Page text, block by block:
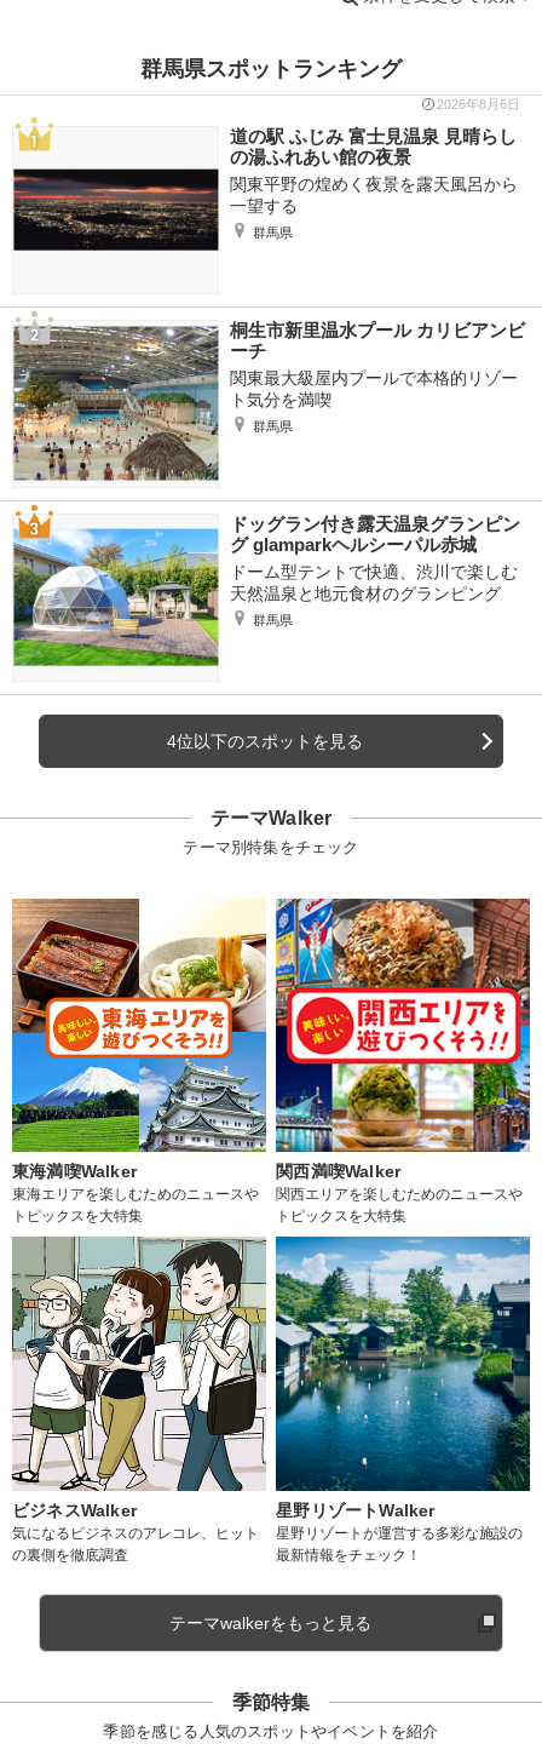
群馬県スポットランキング
2026年8月6日
道の駅 ふじみ 富士見温泉 見晴らし
の湯ふれあい館の夜景
関東平野の煌めく夜景を露天風呂から
一望する
群馬県
桐生市新里温水プール カリビアンビ
ーチ
関東最大級屋内プールで本格的リゾー
ト気分を満喫
群馬県
ドッグラン付き露天温泉グランピン
グ glamparkヘルシーパル赤城
ドーム型テントで快適、渋川で楽しむ
天然温泉と地元食材のグランピング
群馬県
4位以下のスポットを見る
テーマWalker
テーマ別特集をチェック
東海満喫Walker
東海エリアを楽しむためのニュースや
トピックスを大特集
関西満喫Walker
関西エリアを楽しむためのニュースや
トピックスを大特集
ビジネスWalker
気になるビジネスのアレコレ、ヒット
の裏側を徹底調査
星野リゾートWalker
星野リゾートが運営する多彩な施設の
最新情報をチェック！
テーマwalkerをもっと見る
季節特集
季節を感じる人気のスポットやイベントを紹介